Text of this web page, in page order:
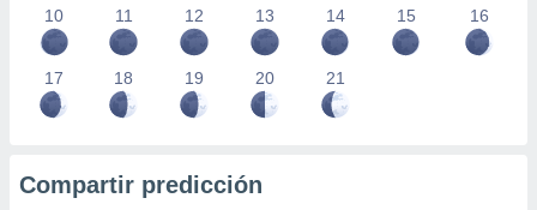
10 11 12 13 14 15 16
17 18 19 20 21
Compartir predicción